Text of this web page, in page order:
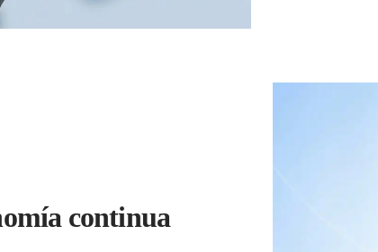
continua